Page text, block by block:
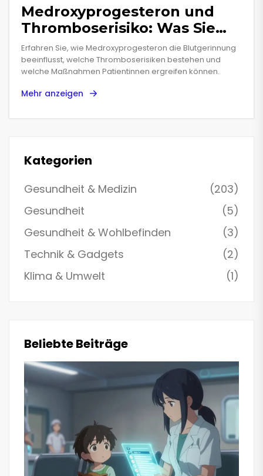
Medroxyprogesteron und
Thromboserisiko: Was Sie
wissen müssen
Erfahren Sie, wie Medroxyprogesteron die Blutgerinnung
beeinflusst, welche Thromboserisiken bestehen und
welche Maßnahmen Patientinnen ergreifen können.
Mehr anzeigen
Kategorien
Gesundheit & Medizin
(203)
Gesundheit
(5)
Gesundheit & Wohlbefinden
(3)
Technik & Gadgets
(2)
Klima & Umwelt
(1)
Beliebte Beiträge